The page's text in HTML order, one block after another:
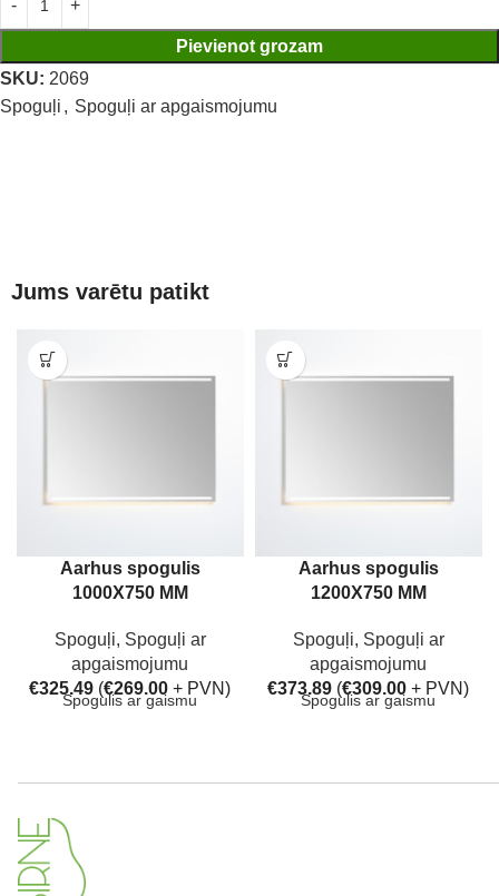
Pievienot grozam
SKU: 2069
Spoguļi , Spoguļi ar apgaismojumu
Jums varētu patikt
Aarhus spogulis
1000X750 MM
Spoguļi, Spoguļi ar
apgaismojumu
€325.49 (€269.00 + PVN)
Spogulis ar gaismu
Aarhus spogulis
1200X750 MM
Spoguļi, Spoguļi ar
apgaismojumu
€373.89 (€309.00 + PVN)
Spogulis ar gaismu